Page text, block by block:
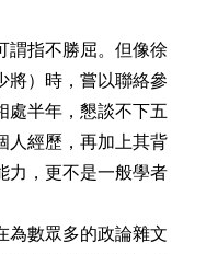
指不勝屈。但像徐
將）時，嘗以聯絡參
處半年，懇談不下五
人經歷，再加上其背
力，更不是一般學者
數眾多的政論雜文